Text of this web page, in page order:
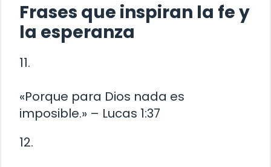
Frases que inspiran la fe y
la esperanza
11.
«Porque para Dios nada es
imposible.» – Lucas 1:37
12.